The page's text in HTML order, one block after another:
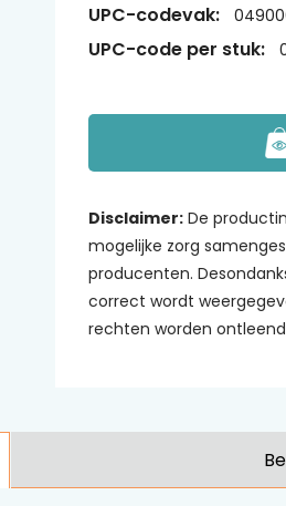
UPC-codevak:
UPC-code per stuk:
Disclaimer:De
mogelijke zorg
producenten.
correct wordt
rechten worden